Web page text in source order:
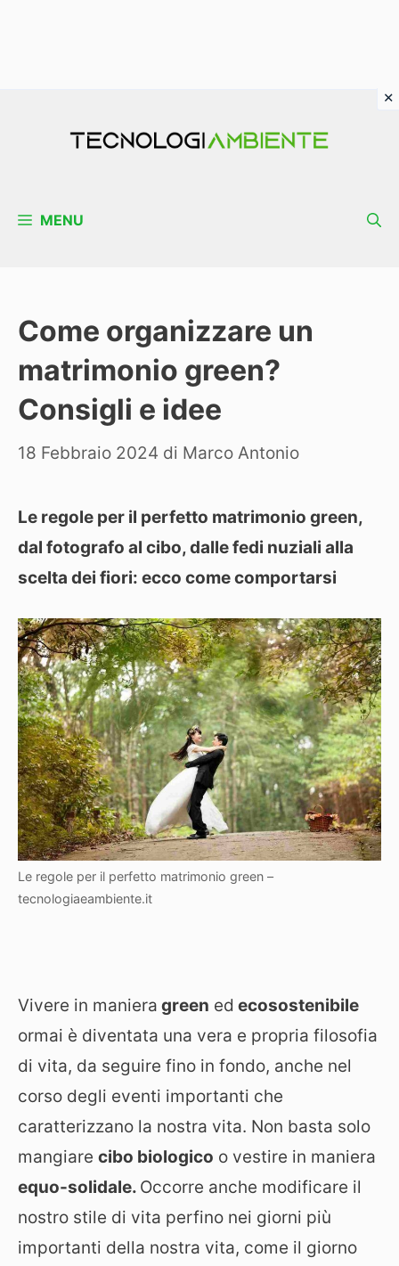
MENU
Come organizzare un
matrimonio green?
Consigli e idee
18 Febbraio 2024 di Marco Antonio
Le regole per il perfetto matrimonio green,
dal fotografo al cibo, dalle fedi nuziali alla
scelta dei fiori: ecco come comportarsi
Le regole per il perfetto matrimonio green –
tecnologiaeambiente.it
Vivere in maniera green ed ecosostenibile
ormai è diventata una vera e propria filosofia
di vita, da seguire fino in fondo, anche nel
corso degli eventi importanti che
caratterizzano la nostra vita. Non basta solo
mangiare cibo biologico o vestire in maniera
equo-solidale. Occorre anche modificare il
nostro stile di vita perfino nei giorni più
importanti della nostra vita, come il giorno